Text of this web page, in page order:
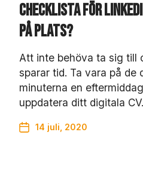
Checklista för
på plats?
Att inte behöva ta sig till
sparar tid. Ta vara på de
minuterna en
uppdatera ditt digitala
14 juli, 2020